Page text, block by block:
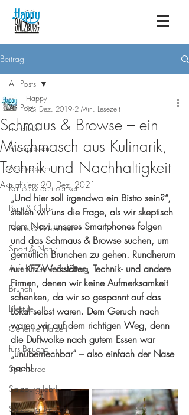
Beitrag
All Posts
Frühstück
Mittagessen
Abendessen
Kaffee & Schmankerl
Bars & Clubs
Events & Erlebnisse
Sport & Natur
Aufenthalte in Salzburg
Brunch
Lifestyle
Geheime Platzerl
fürs Bauchal
Sponsored
Salzburg lebt!
Salzburg To-Do's
All Posts
Schmaus & Browse – ein
Mischmasch aus Kulinarik,
Technik und Nachhaltigkeit
Happy
16. Dez. 2019 2 Min. Lesezeit
Aktualisiert: 20. Dez. 2021
„Und hier soll irgendwo ein Bistro sein?“,
stellen wir uns die Frage, als wir skeptisch
dem Navi unseres Smartphones folgen
und das Schmaus & Browse suchen, um
gemütlich Brunchen zu gehen. Rundherum
nur KFZ-Werkstätten, Technik- und andere
Firmen, denen wir keine Aufmerksamkeit
schenken, da wir so gespannt auf das
Lokal selbst waren. Dem Geruch nach
waren wir auf dem richtigen Weg, denn
die Duftwolke nach gutem Essen war
„unüberriechbar“ – also einfach der Nase
nach!